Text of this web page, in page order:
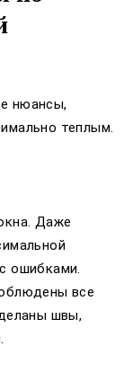
нюансы,
теплым.
Даже
ошибками.
все
швы,